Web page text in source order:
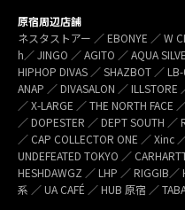
原宿周辺店舗
ネスタストアー ／ EBONYE ／ W
h／ JINGO ／ AGITO ／ AQUA
HIPHOP DIVAS ／ SHAZBOT ／
ANAP ／ DIVASALON ／ ILLSTORE
／ X-LARGE ／ THE NORTH FACE
／ DOPESTER ／ DEPT SOUTH ／
／ CAP COLLECTOR ONE ／ Xinc
UNDEFEATED TOKYO ／
HESHDAWGZ ／ LHP ／ RIGGIB
系 ／ UA CAFÉ ／ HUB 原宿 ／